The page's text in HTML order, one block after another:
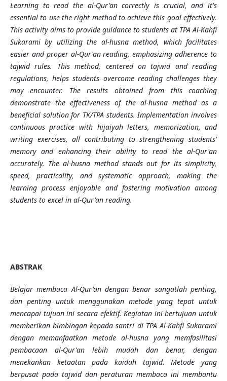
Learning to read the al-Qur'an correctly is crucial, and it's
essential to use the right method to achieve this goal effectively.
This activity aims to provide guidance to students at TPA Al-Kahfi
Sukarami by utilizing the al-husna method, which facilitates
easier and proper al-Qur'an reading, emphasizing adherence to
tajwid rules. This method, centered on tajwid and reading
regulations, helps students overcome reading challenges they
may encounter. The results obtained from this coaching
demonstrate the effectiveness of the al-husna method as a
beneficial solution for TK/TPA students. Implementation involves
continuous practice with hijaiyah letters, memorization, and
writing exercises, all contributing to strengthening students'
memory and enhancing their ability to read the al-Qur'an
accurately. The al-husna method stands out for its simplicity,
speed, practicality, and systematic approach, making the
learning process enjoyable and fostering motivation among
students to excel in al-Qur'an reading.
ABSTRAK
Belajar membaca Al-Qur'an dengan benar sangatlah penting,
dan penting untuk menggunakan metode yang tepat untuk
mencapai tujuan ini secara efektif. Kegiatan ini bertujuan untuk
memberikan bimbingan kepada santri di TPA Al-Kahfi Sukarami
dengan memanfaatkan metode al-husna yang memfasilitasi
pembacaan al-Qur'an lebih mudah dan benar, dengan
menekankan ketaatan pada kaidah tajwid. Metode yang
berpusat pada tajwid dan peraturan membaca ini membantu